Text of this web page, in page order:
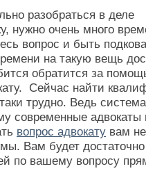
разобраться в деле
нужно очень много
вопрос и быть
на такую вещь
обратится за
Сейчас найти
трудно. Ведь
современные
вопрос адвокату вам
Вам будет достаточно
по вашему вопросу